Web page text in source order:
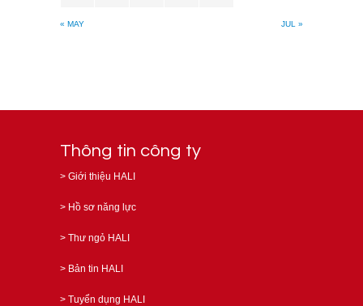
« MAY JUL »
Thông tin công ty
> Giới thiệu HALI
> Hồ sơ năng lực
> Thư ngỏ HALI
> Bản tin HALI
> Tuyển dụng HALI